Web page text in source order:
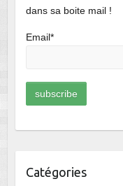
dans sa boite mail !
Email*
Catégories